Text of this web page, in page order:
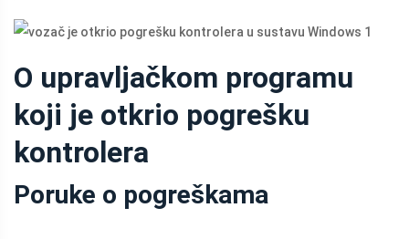
O upravljačkom programu
koji je otkrio pogrešku
kontrolera
Poruke o pogreškama